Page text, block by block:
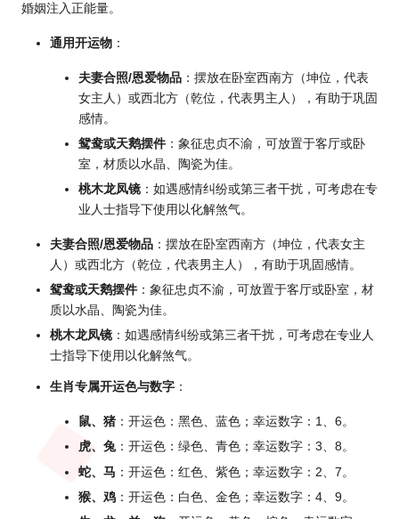
婚姻注入正能量。
通用开运物 ：
夫妻合照/恩爱物品 ：摆放在卧室西南方（坤位，代表
女主人）或西北方（乾位，代表男主人），有助于巩固
感情。
鸳鸯或天鹅摆件 ：象征忠贞不渝，可放置于客厅或卧
室，材质以水晶、陶瓷为佳。
桃木龙凤镜 ：如遇感情纠纷或第三者干扰，可考虑在专
业人士指导下使用以化解煞气。
夫妻合照/恩爱物品 ：摆放在卧室西南方（坤位，代表女主
人）或西北方（乾位，代表男主人），有助于巩固感情。
鸳鸯或天鹅摆件 ：象征忠贞不渝，可放置于客厅或卧室，材
质以水晶、陶瓷为佳。
桃木龙凤镜 ：如遇感情纠纷或第三者干扰，可考虑在专业人
士指导下使用以化解煞气。
生肖专属开运色与数字 ：
鼠、猪：开运色：黑色、蓝色；幸运数字：1、6。
虎、兔：开运色：绿色、青色；幸运数字：3、8。
蛇、马 ：开运色：红色、紫色；幸运数字：2、7。
猴、鸡 ：开运色：白色、金色；幸运数字：4、9。